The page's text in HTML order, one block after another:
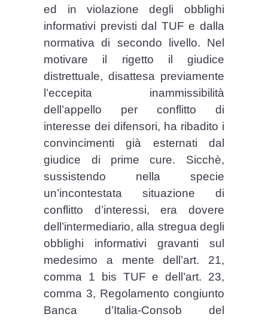
ed in violazione degli obblighi
informativi previsti dal TUF e dalla
normativa di secondo livello. Nel
motivare il rigetto il giudice
distrettuale, disattesa previamente
l’eccepita inammissibilità
dell’appello per conflitto di
interesse dei difensori, ha ribadito i
convincimenti già esternati dal
giudice di prime cure. Sicchè,
sussistendo nella specie
un’incontestata situazione di
conflitto d’interessi, era dovere
dell’intermediario, alla stregua degli
obblighi informativi gravanti sul
medesimo a mente dell’art. 21,
comma 1 bis TUF e dell’art. 23,
comma 3, Regolamento congiunto
Banca d’Italia-Consob del